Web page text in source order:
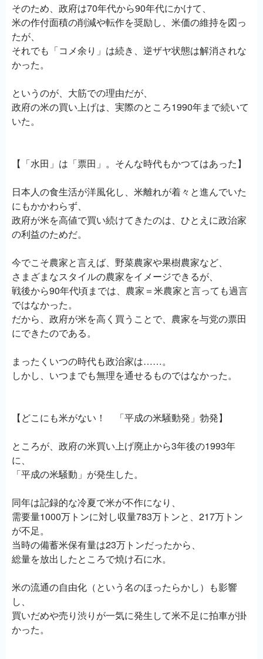
そのため、政府は70年代から90年代にかけて、
米の作付面積の削減や転作を奨励し、米価の維持を図っ
たが、
それでも「コメ余り」は続き、逆ザヤ状態は解消されな
かった。
というのが、大筋での理由だが、
政府の米の買い上げは、実際のところ1990年まで続いて
いた。
【「水田」は「票田」。そんな時代もかつてはあった】
日本人の食生活が洋風化し、米離れが着々と進んでいた
にもかかわらず、
政府が米を高値で買い続けてきたのは、ひとえに政治家
の利益のためだ。
今でこそ農家と言えば、野菜農家や果樹農家など、
さまざまなスタイルの農家をイメージできるが、
戦後から90年代頃までは、農家＝米農家と言っても過言
ではなかった。
だから、政府が米を高く買うことで、農家を与党の票田
にできたのである。
まったくいつの時代も政治家は……。
しかし、いつまでも無理を通せるものではなかった。
【どこにも米がない！ 「平成の米騒動発」勃発】
ところが、政府の米買い上げ廃止から3年後の1993年
に、
「平成の米騒動」が発生した。
同年は記録的な冷夏で米が不作になり、
需要量1000万トンに対し収量783万トンと、217万トン
が不足。
当時の備蓄米保有量は23万トンだったから、
総量を放出したところで焼け石に水。
米の流通の自由化（という名のほったらかし）も影響
し、
買いだめや売り渋りが一気に発生して米不足に拍車が掛
かった。